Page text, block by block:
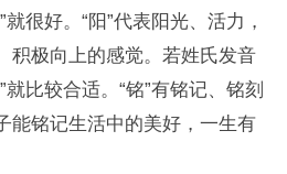
就很好。“阳”代表阳光、活力，
积极向上的感觉。若姓氏发音
就比较合适。“铭”有铭记、铭刻
能铭记生活中的美好，一生有